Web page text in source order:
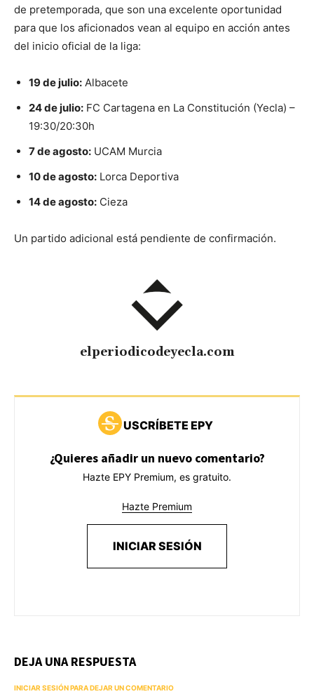
de pretemporada, que son una excelente oportunidad
para que los aficionados vean al equipo en acción antes
del inicio oficial de la liga:
19 de julio: Albacete
24 de julio: FC Cartagena en La Constitución (Yecla) –
19:30/20:30h
7 de agosto: UCAM Murcia
10 de agosto: Lorca Deportiva
14 de agosto: Cieza
Un partido adicional está pendiente de confirmación.
elperiodicodeyecla.com
USCRÍBETE EPY
¿Quieres añadir un nuevo comentario?
Hazte EPY Premium, es gratuito.
Hazte Premium
INICIAR SESIÓN
DEJA UNA RESPUESTA
INICIAR SESIÓN PARA DEJAR UN COMENTARIO